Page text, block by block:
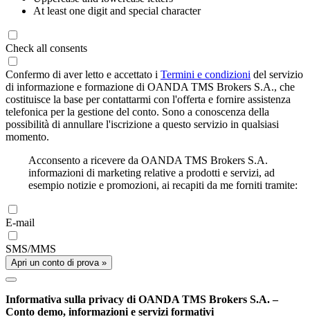
At least one digit and special character
Check all consents
Confermo di aver letto e accettato i Termini e condizioni del servizio
di informazione e formazione di OANDA TMS Brokers S.A., che
costituisce la base per contattarmi con l'offerta e fornire assistenza
telefonica per la gestione del conto. Sono a conoscenza della
possibilità di annullare l'iscrizione a questo servizio in qualsiasi
momento.
Acconsento a ricevere da OANDA TMS Brokers S.A.
informazioni di marketing relative a prodotti e servizi, ad
esempio notizie e promozioni, ai recapiti da me forniti tramite:
E-mail
SMS/MMS
Apri un conto di prova »
Informativa sulla privacy di OANDA TMS Brokers S.A. –
Conto demo, informazioni e servizi formativi